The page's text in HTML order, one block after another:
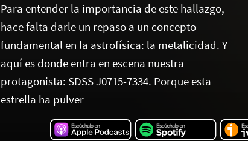
Para entender la importancia de este hallazgo,
hace falta darle un repaso a un concepto
fundamental en la astrofísica: la metalicidad. Y
aquí es donde entra en escena nuestra
protagonista: SDSS J0715-7334. Porque esta
estrella ha pulver